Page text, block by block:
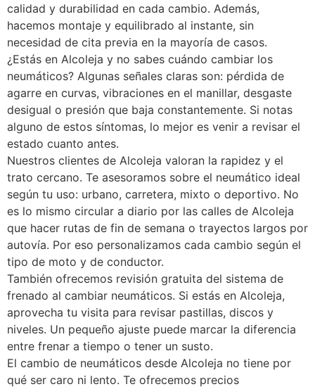
calidad y durabilidad en cada cambio. Además,
hacemos montaje y equilibrado al instante, sin
necesidad de cita previa en la mayoría de casos.
¿Estás en Alcoleja y no sabes cuándo cambiar los
neumáticos? Algunas señales claras son: pérdida de
agarre en curvas, vibraciones en el manillar, desgaste
desigual o presión que baja constantemente. Si notas
alguno de estos síntomas, lo mejor es venir a revisar el
estado cuanto antes.
Nuestros clientes de Alcoleja valoran la rapidez y el
trato cercano. Te asesoramos sobre el neumático ideal
según tu uso: urbano, carretera, mixto o deportivo. No
es lo mismo circular a diario por las calles de Alcoleja
que hacer rutas de fin de semana o trayectos largos por
autovía. Por eso personalizamos cada cambio según el
tipo de moto y de conductor.
También ofrecemos revisión gratuita del sistema de
frenado al cambiar neumáticos. Si estás en Alcoleja,
aprovecha tu visita para revisar pastillas, discos y
niveles. Un pequeño ajuste puede marcar la diferencia
entre frenar a tiempo o tener un susto.
El cambio de neumáticos desde Alcoleja no tiene por
qué ser caro ni lento. Te ofrecemos precios